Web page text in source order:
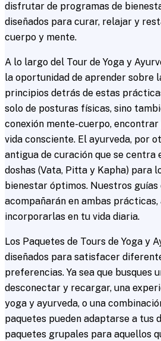
disfrutar de programas de
diseñados para curar, relajar y
cuerpo y mente.
A lo largo del Tour de Yoga y
la oportunidad de aprender sobre
principios detrás de estas
solo de posturas físicas, sino
conexión mente-cuerpo,
vida consciente. El ayurveda, por
antigua de curación que se centra
doshas (Vata, Pitta y Kapha) para
bienestar óptimos. Nuestros
acompañarán en ambas prácticas,
incorporarlas en tu vida diaria.
Los Paquetes de Tours de Yoga y
diseñados para satisfacer
preferencias. Ya sea que busques
desconectar y recargar, una
yoga y ayurveda, o una
paquetes pueden adaptarse a tus
paquetes grupales para aquellos